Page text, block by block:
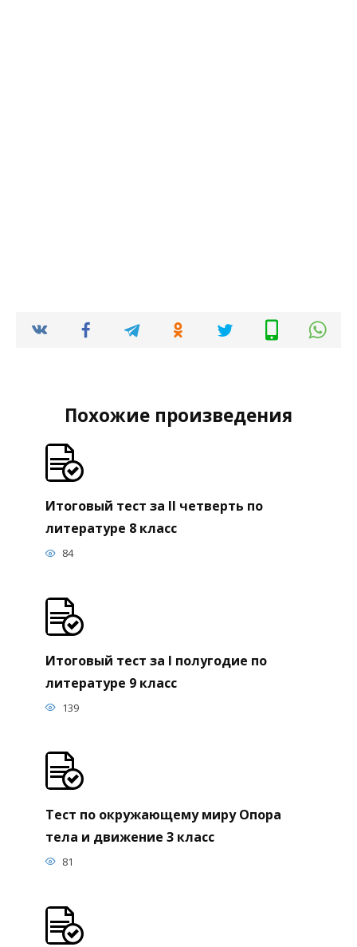
Похожие произведения
Итоговый тест за II четверть по
литературе 8 класс
84
Итоговый тест за I полугодие по
литературе 9 класс
139
Тест по окружающему миру Опора
тела и движение 3 класс
81